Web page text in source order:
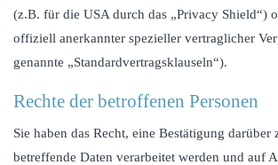
(z.B. für die USA durch das „Privacy Shield“)
offiziell anerkannter spezieller vertraglicher
genannte „Standardvertragsklauseln“).
Rechte der betroffenen Personen
Sie haben das Recht, eine Bestätigung darüber
betreffende Daten verarbeitet werden und auf